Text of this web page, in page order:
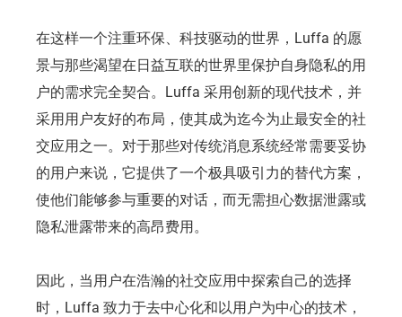
在这样一个注重环保、科技驱动的世界，Luffa 的愿
景与那些渴望在日益互联的世界里保护自身隐私的用
户的需求完全契合。Luffa 采用创新的现代技术，并
采用用户友好的布局，使其成为迄今为止最安全的社
交应用之一。对于那些对传统消息系统经常需要妥协
的用户来说，它提供了一个极具吸引力的替代方案，
使他们能够参与重要的对话，而无需担心数据泄露或
隐私泄露带来的高昂费用。
因此，当用户在浩瀚的社交应用中探索自己的选择
时，Luffa 致力于去中心化和以用户为中心的技术，